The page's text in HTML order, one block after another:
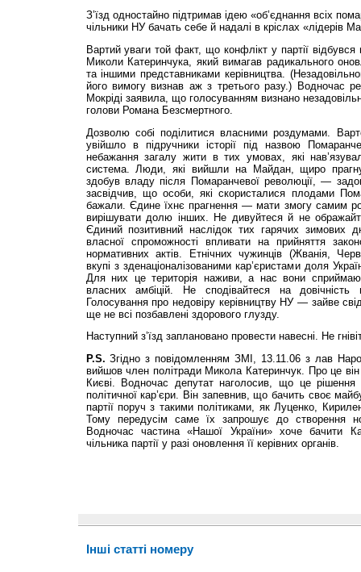
З’їзд одностайно підтримав ідею «об’єднання всіх
чільники НУ бачать себе й надалі в кріслах «лідерів
Вартий уваги той факт, що конфлікт у партії
Миколи Катеринчука, який вимагав радикального
та іншими представниками керівництва.
його вимогу визнав аж з третього разу.) Водночас
Мокріді заявила, що голосуванням визнано
голови Романа Безсмертного.
Дозволю собі поділитися власними роздумами.
увійшло в підручники історії під назвою
небажання загалу жити в тих умовах, які
система. Люди, які вийшли на Майдан, щиро
здобув владу після Помаранчевої революції, —
засвідчив, що особи, які скористалися плодами
бажали. Єдине їхнє прагнення — мати змогу самим
вирішувати долю інших. Не дивуйтеся й не
Єдиний позитивний наслідок тих гарячих зимових
власної спроможності впливати на прийняття
нормативних актів. Етнічних чужинців (Жванія,
вкупі з зденаціоналізованими кар’єристами доля
Для них це територія наживи, а нас вони
власних амбіцій. Не сподівайтеся на довічність
Голосування про недовіру керівництву НУ — зайве
ще не всі позбавлені здорового глузду.
Наступний з’їзд заплановано провести навесні. Не
P.S.Згідно з повідомленням ЗМІ, 13.11.06 з лав
вийшов член політради Микола Катеринчук. Про це
Києві. Водночас депутат наголосив, що це
політичної кар’єри. Він запевнив, що бачить своє
партії поруч з такими політиками, як Луценко,
Тому передусім саме їх запрошує до створення
Водночас частина «Нашої України» хоче бачити
чільника партії у разі оновлення її керівних органів.
Інші статті номеру